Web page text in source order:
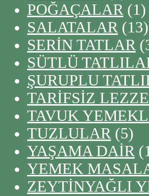
POĞAÇALAR (1)
SALATALAR (13)
SERİN TATLAR
SÜTLÜ
ŞURUPLU
TARİFSİZ
TAVUK
TUZLULAR (5)
YAŞAMA DAİR
YEMEK
ZEYTİNYAĞLI